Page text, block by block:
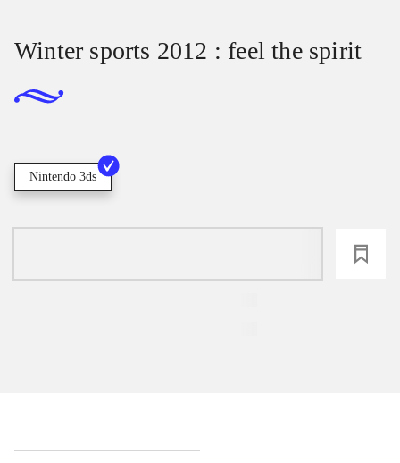
Winter sports 2012 : feel the spirit
Nintendo 3ds